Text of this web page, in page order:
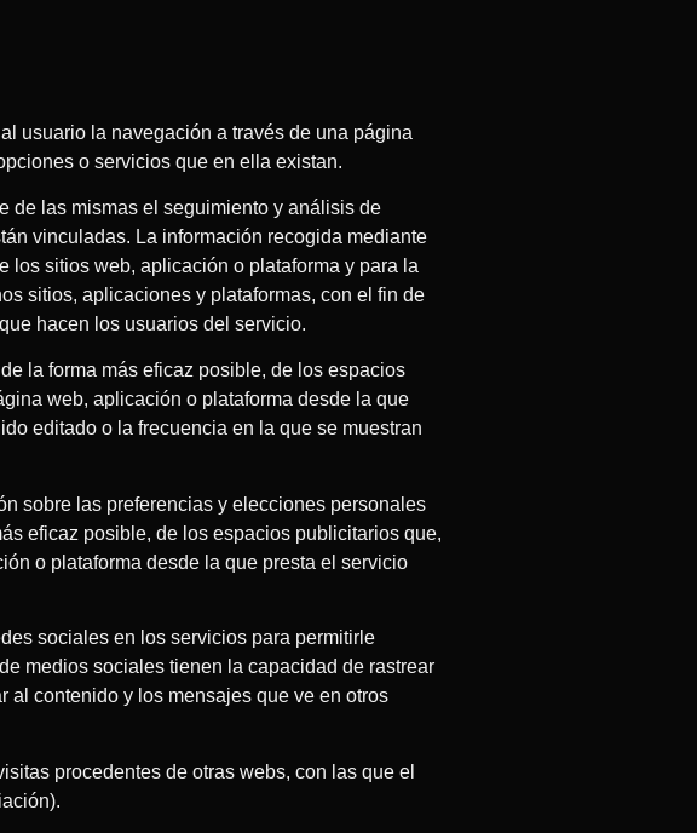
usuario la navegación a través de una página
o servicios que en ella existan.
de las mismas el seguimiento y análisis de
vinculadas. La información recogida mediante
los sitios web, aplicación o plataforma y para la
sitios, aplicaciones y plataformas, con el fin de
hacen los usuarios del servicio.
la forma más eficaz posible, de los espacios
web, aplicación o plataforma desde la que
editado o la frecuencia en la que se muestran
sobre las preferencias y elecciones personales
eficaz posible, de los espacios publicitarios que,
o plataforma desde la que presta el servicio
sociales en los servicios para permitirle
medios sociales tienen la capacidad de rastrear
al contenido y los mensajes que ve en otros
procedentes de otras webs, con las que el